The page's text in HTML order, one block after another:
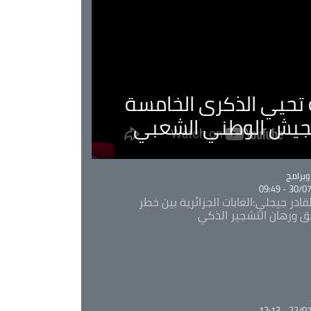
تحيي الذكرى الخامسة
الوطني الشعبي
30/07/
جيجلي:الغابات الجزائرية بين خطر
ورهان التشجير الذكي